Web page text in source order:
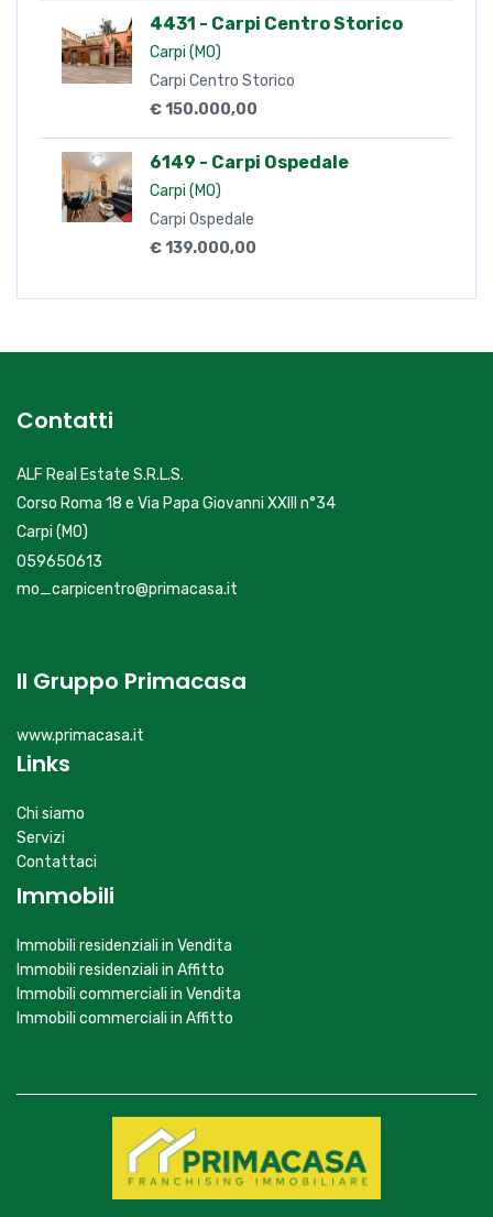
4431 - Carpi Centro Storico
Carpi (MO)
Carpi Centro Storico
€ 150.000,00
6149 - Carpi Ospedale
Carpi (MO)
Carpi Ospedale
€ 139.000,00
Contatti
ALF Real Estate S.R.L.S.
Corso Roma 18 e Via Papa Giovanni XXIII n°34
Carpi (MO)
059650613
mo_carpicentro@primacasa.it
Il Gruppo Primacasa
www.primacasa.it
Links
Chi siamo
Servizi
Contattaci
Immobili
Immobili residenziali in Vendita
Immobili residenziali in Affitto
Immobili commerciali in Vendita
Immobili commerciali in Affitto